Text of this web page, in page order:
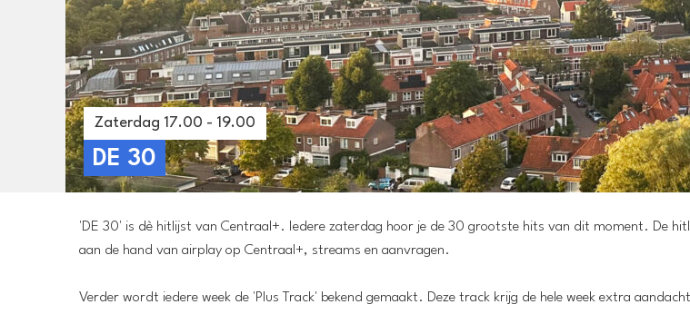
Zaterdag 17.00 - 19.00
DE 30
'DE 30' is dè hitlijst van Centraal+. Iedere zaterdag hoor je de 30 grootste hits van dit moment. De
aan de hand van airplay op Centraal+, streams en aanvragen.
Verder wordt iedere week de 'Plus Track' bekend gemaakt. Deze track krijg de hele week extra